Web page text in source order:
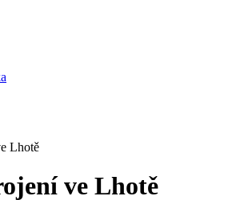
Lhotě
ve Lhotě